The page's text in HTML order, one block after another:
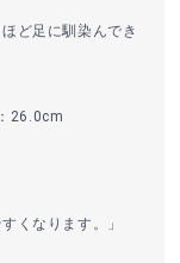
ど足に馴染んでき
26.0cm
くなります。」